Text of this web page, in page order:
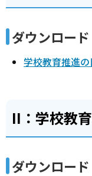
ダウンロード
学校教育推進
II：学校教
ダウンロード